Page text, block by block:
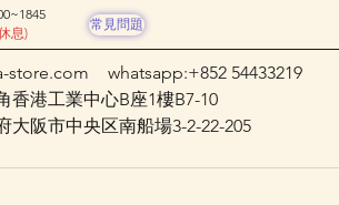
息)
常見問題
store.com
whatsapp:+852 54433219
香港工業中心B座1樓B7-10
大阪市中央区南船場3-2-22-205